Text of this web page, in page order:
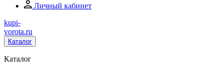
Личный кабинет
kupi-
vorota.ru
Каталог
Каталог